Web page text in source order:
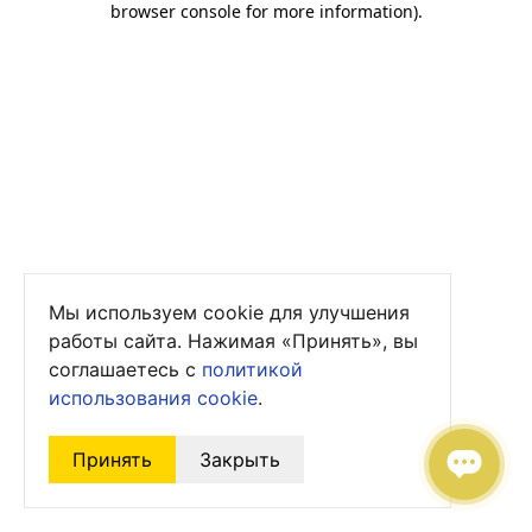
browser console for more information).
Мы используем cookie для улучшения
работы сайта. Нажимая «Принять», вы
соглашаетесь с политикой
использования cookie.
Принять Закрыть